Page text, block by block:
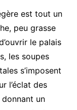
est tout un
peu grasse
le palais
les soupes
s’imposent
l’éclat des
un